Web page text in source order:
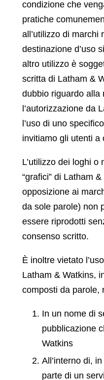
condizione che
pratiche
all’utilizzo di marchi
destinazione d’uso
altro utilizzo è
scritta di Latham &
dubbio riguardo alla
l’autorizzazione da
l’uso di uno
invitiamo gli utenti a
L’utilizzo dei loghi o
“grafici” di Latham
opposizione ai
da sole parole) non
essere riprodotti
consenso scritto.
È inoltre vietato
Latham & Watkins,
composti da parole,
In un nome di
pubblicazione
Watkins
All’interno di,
parte di un